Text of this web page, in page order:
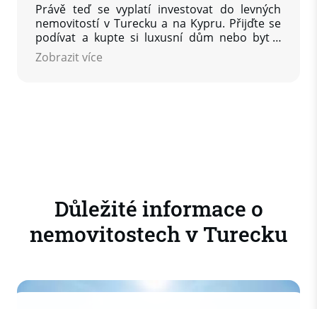
Právě teď se vyplatí investovat do levných
nemovitostí v Turecku a na Kypru. Přijďte se
podívat a kupte si luxusní dům nebo byt v
Turecku a investujte svůj kapitál a peníze v
zahraničí. Dosáhněte vysoké návratnosti
Zobrazit více
Důležité informace o
nemovitostech v Turecku